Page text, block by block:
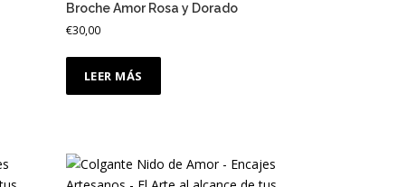
Broche Amor Rosa y Dorado
€30,00
LEER MÁS